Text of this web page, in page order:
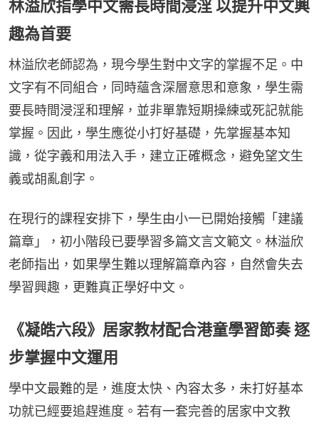
林溢欣指學中文需長時間浸淫 以提升中文興
趣為首要
林溢欣老師認為，現今學生對中文字的掌握不足。中
文字有不同組合，同時蘊含深層意思和意象，學生需
要長時間浸淫和理解，並非單靠短期操練或死記就能
掌握。因此，學生應從小打好基礎，先掌握基本知
識，從字義和用法入手，建立正確概念，避免望文生
義或胡亂創字。
在現行的課程安排下，學生由小一已開始接觸「建議
篇章」，初小階段已要學習多篇文言文範文。林溢欣
老師指出，如果學生難以理解篇章內容，自然會失去
學習興趣，更難真正學好中文。
《凝皓六段》居家教材配合港童學習節奏 逐
步掌握中文運用
學中文最難的是，進度太快、內容太多，未打好基本
功就已經要追趕進度。若有一套完善的居家中文教